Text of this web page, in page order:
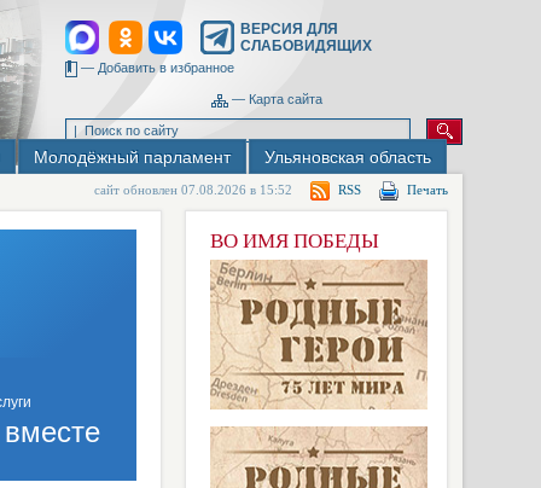
ВЕРСИЯ ДЛЯ
СЛАБОВИДЯЩИХ
— Добавить в избранное
— Карта сайта
Молодёжный парламент Ульяновская область
сайт обновлен 07.08.2026 в 15:52 RSS Печать
ВО ИМЯ ПОБЕДЫ